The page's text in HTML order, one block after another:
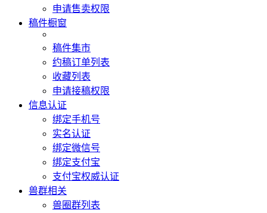
申请售卖权限
稿件橱窗
稿件集市
约稿订单列表
收藏列表
申请接稿权限
信息认证
绑定手机号
实名认证
绑定微信号
绑定支付宝
支付宝权威认证
兽群相关
兽圈群列表